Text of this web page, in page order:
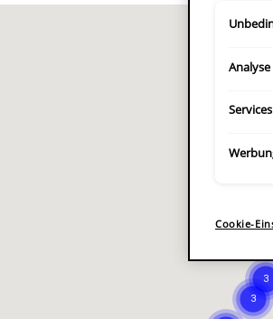
Cookie-